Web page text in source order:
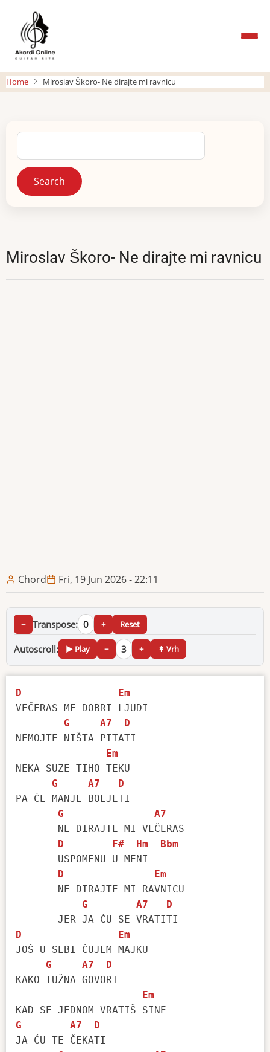
main
content
Home Miroslav Škoro- Ne dirajte mi ravnicu
Search
Miroslav Škoro- Ne dirajte mi ravnicu
Chord Fri, 19 Jun 2026 - 22:11
− Transpose: 0 + Reset
Autoscroll: ▶ Play − 3 + ↟ Vrh
D
Em
VEČERAS ME DOBRI LJUDI
G
A7
D
NEMOJTE NIŠTA PITATI
Em
NEKA SUZE TIHO TEKU
G
A7
D
PA ĆE MANJE BOLJETI
G
A7
       NE DIRAJTE MI VEČERAS
D
F# Hm
Bbm
       USPOMENU U MENI
D
Em
       NE DIRAJTE MI RAVNICU
G
A7
D
D
Em
JOŠ U SEBI ČUJEM MAJKU
G
A7
D
KAKO TUŽNA GOVORI
Em
G
A7
D
JA ĆU TE ČEKATI